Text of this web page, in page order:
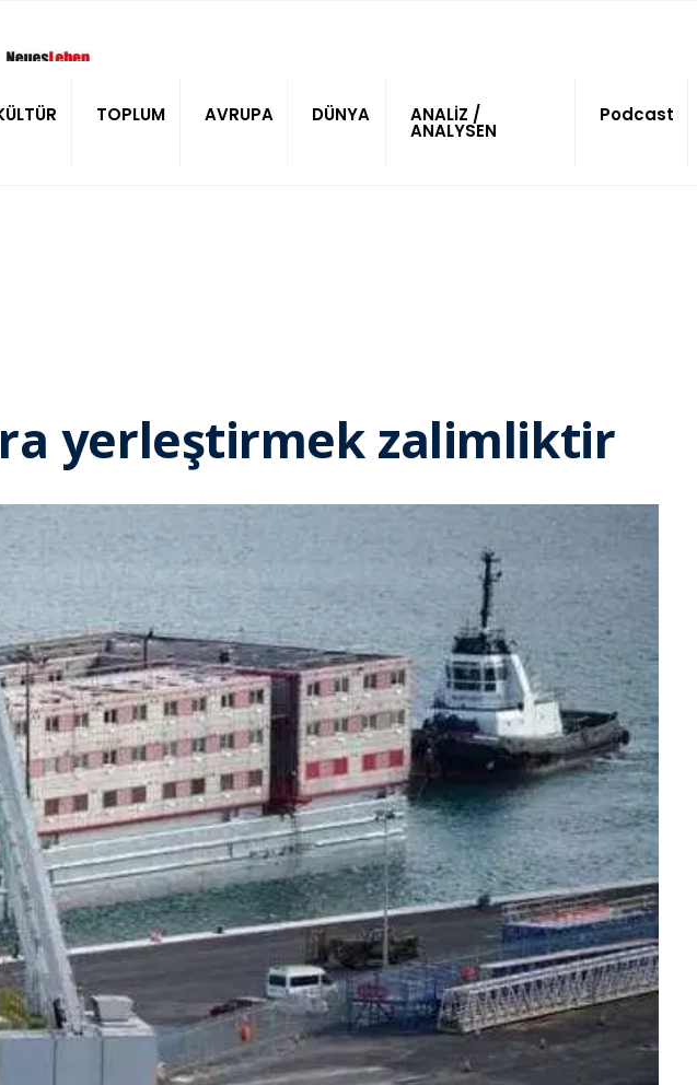
TOPLUM AVRUPA DÜNYA ANALİZ /
ANALYSEN
Podcast
yerleştirmek zalimliktir